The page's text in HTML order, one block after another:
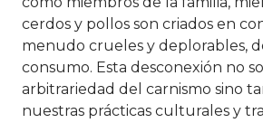
cerdos y pollos son criados en
menudo crueles y deplorables,
consumo. Esta desconexión no
arbitrariedad del carnismo sino
nuestras prácticas culturales y